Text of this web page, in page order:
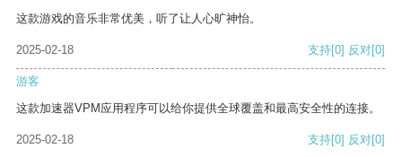
这款游戏的音乐非常优美，听了让人心旷神怡。
2025-02-18 支持[0] 反对[0]
游客
这款加速器VPM应用程序可以给你提供全球覆盖和最高安全性的连接。
2025-02-18 支持[0] 反对[0]